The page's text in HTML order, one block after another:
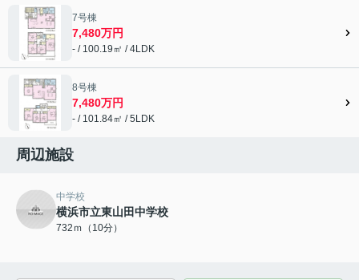
7号棟
7,480万円
- / 100.19㎡ / 4LDK
8号棟
7,480万円
- / 101.84㎡ / 5LDK
周辺施設
中学校
横浜市立東山田中学校
732ｍ（10分）